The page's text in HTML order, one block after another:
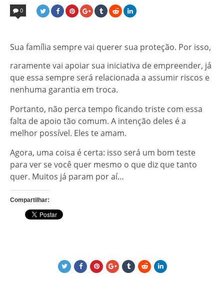
IN
0
Sua família sempre vai querer sua proteção. Por isso,
raramente vai apoiar sua iniciativa de empreender, já
que essa sempre será relacionada a assumir riscos e
nenhuma garantia em troca.
Portanto, não perca tempo ficando triste com essa
falta de apoio tão comum. A intenção deles é a
melhor possível. Eles te amam.
Agora, uma coisa é certa: isso será um bom teste
para ver se você quer mesmo o que diz que tanto
quer. Muitos já param por aí…
Compartilhar: